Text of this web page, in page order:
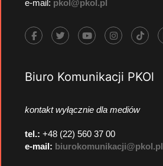
e-mail: pkol@pkol.pl
Biuro Komunikacji PKOl
kontakt wyłącznie dla mediów
tel.: +48 (22) 560 37 00
e-mail: biurokomunikacji@pkol.pl